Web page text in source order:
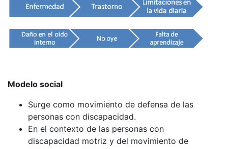
Modelo social
Surge como movimiento de defensa de las
personas con discapacidad.
En el contexto de las personas con
discapacidad motriz y del movimiento de